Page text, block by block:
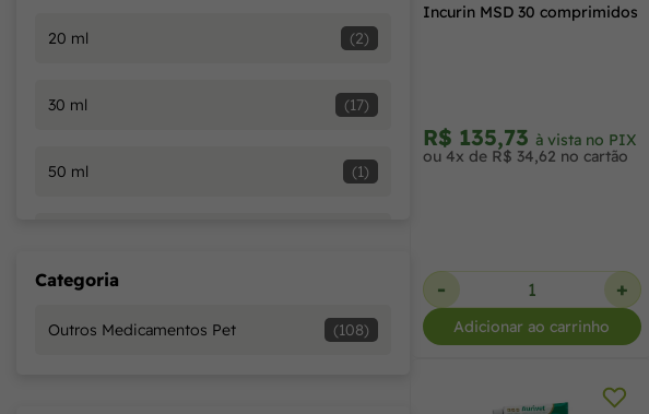
20 ml (2)
30 ml (17)
50 ml (1)
Categoria
Outros Medicamentos Pet (108)
Incurin MSD 30 comprimidos
R$ 135,73 à vista no PIX
ou 4x de R$ 34,62 no cartão
- +
Adicionar ao carrinho